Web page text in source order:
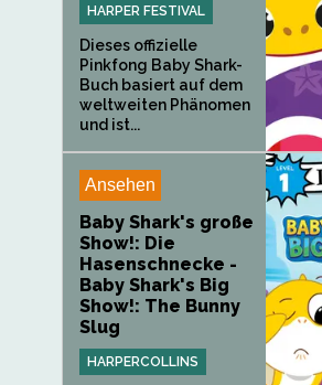
HARPER FESTIVAL
Dieses offizielle
Pinkfong Baby Shark-
Buch basiert auf dem
weltweiten Phänomen
und ist...
Ansehen
Baby Shark's große
Show!: Die
Hasenschnecke -
Baby Shark's Big
Show!: The Bunny
Slug
HARPERCOLLINS